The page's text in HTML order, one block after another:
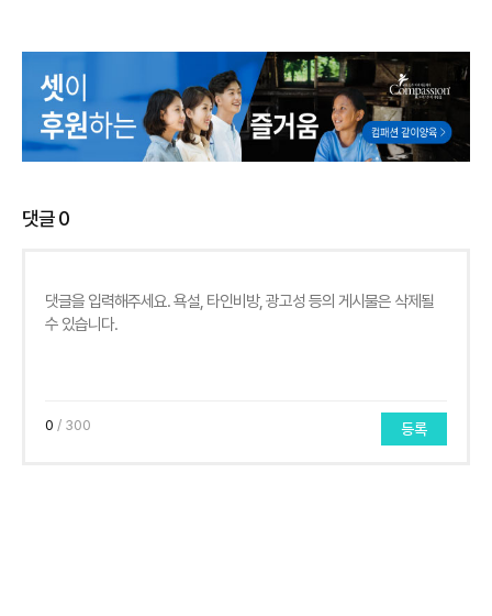
댓글0
0 / 300 등록